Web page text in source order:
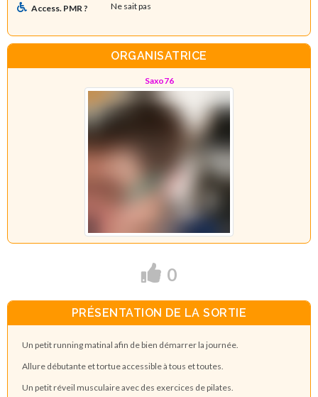
Access. PMR ?
Ne sait pas
ORGANISATRICE
Saxo76
0
PRÉSENTATION DE LA SORTIE
Un petit running matinal afin de bien démarrer la journée.
Allure débutante et tortue accessible à tous et toutes.
Un petit réveil musculaire avec des exercices de pilates.